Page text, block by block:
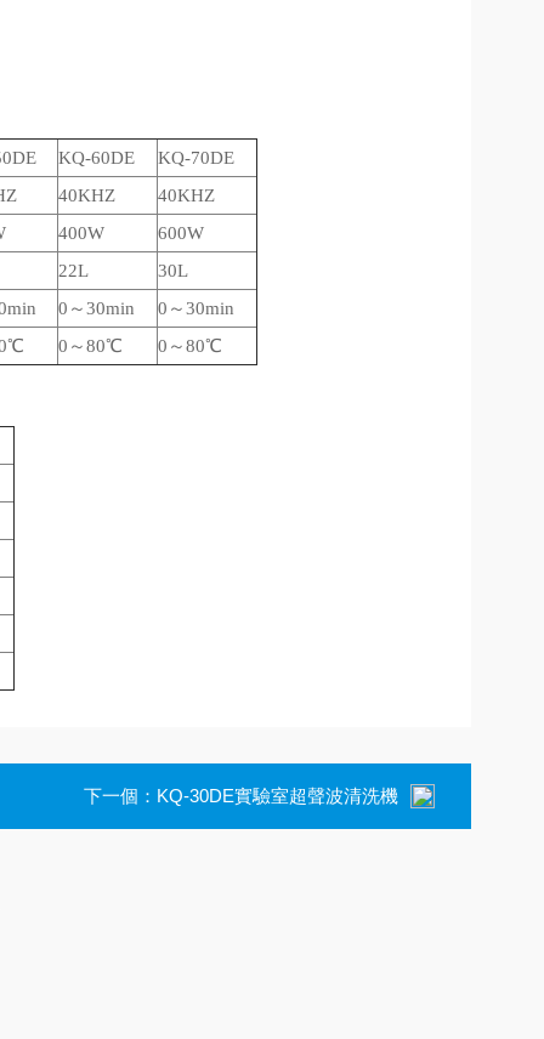
KQ-60DE
KQ-70DE
40KHZ
40KHZ
400W
600W
22L
30L
0～30min
0～30min
0～80℃ 0～80℃
下一個： KQ-30DE實驗室超聲波清洗機